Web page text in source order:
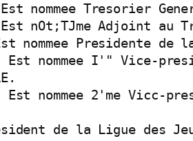
nommee Tresorier
nOt;TJme Adjoint au
Presidente de la
nommee I'" Vice-
nommee 2'me Vicc-
de la Ligue des